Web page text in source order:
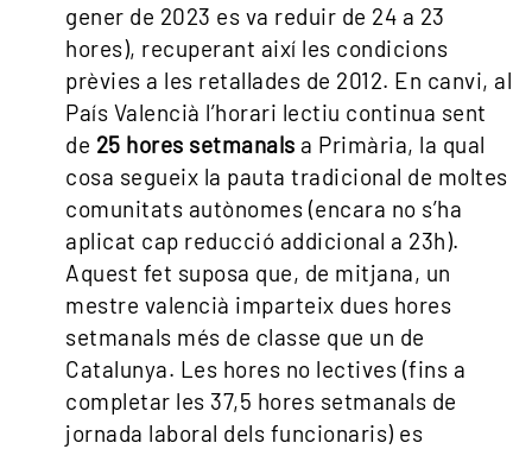
gener de 2023 es va reduir de 24 a 23
hores), recuperant així les condicions
prèvies a les retallades de 2012. En canvi, al
País Valencià l’horari lectiu continua sent
de 25 hores setmanals a Primària, la qual
cosa segueix la pauta tradicional de moltes
comunitats autònomes (encara no s’ha
aplicat cap reducció addicional a 23h).
Aquest fet suposa que, de mitjana, un
mestre valencià imparteix dues hores
setmanals més de classe que un de
Catalunya. Les hores no lectives (fins a
completar les 37,5 hores setmanals de
jornada laboral dels funcionaris) es